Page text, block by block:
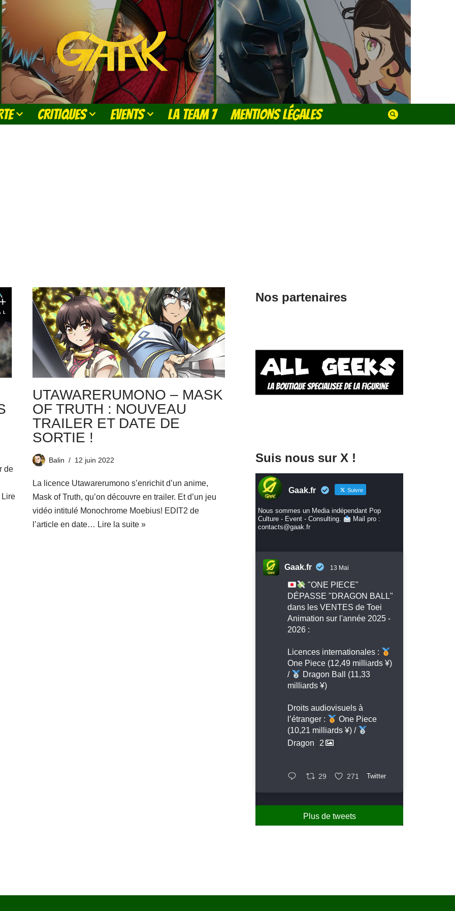
CRITIQUES EVENTS LA TEAM 7 MENTIONS LÉGALES
de
Lire
UTAWARERUMONO – MASK
OF TRUTH : NOUVEAU
TRAILER ET DATE DE
SORTIE !
Balin 12 juin 2022
La licence Utawarerumono s’enrichit d’un anime,
Mask of Truth, qu’on découvre en trailer. Et d’un jeu
vidéo intitulé Monochrome Moebius! EDIT2 de
l’article en date… Lire la suite »
Nos partenaires
Suis nous sur X !
Gaak.fr Suivre
Nous sommes un Media indépendant Pop
Culture - Event - Consulting.
Mail pro :
contacts@gaak.fr
Gaak.fr 13 Mai
"ONE PIECE"
DÉPASSE "DRAGON BALL"
dans les VENTES de Toei
Animation sur l'année 2025 -
2026 :
Licences internationales :
One Piece (12,49 milliards ¥)
/
Dragon Ball (11,33
milliards ¥)
Droits audiovisuels à
l’étranger :
One Piece
(10,21 milliards ¥) /
Dragon
2
29 271 Twitter
Plus de tweets